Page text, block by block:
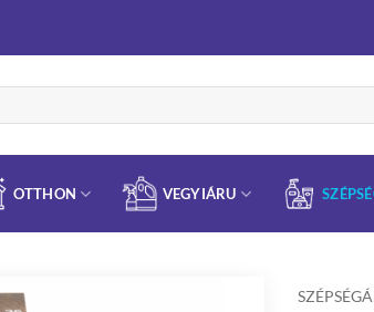
OTTHON VEGYIÁRU